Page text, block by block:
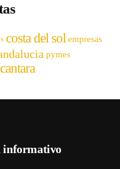
costa del sol empresas
pymes
informativo